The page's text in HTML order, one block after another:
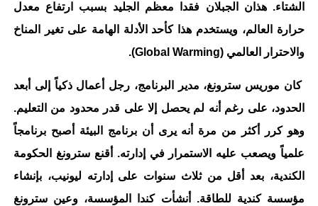
الشتاء. هذان الجبلان فقدا معظم الجليد بسبب ارتفاع معدل
حرارة العالم، ويستخدم هذا كأحد الأدلة الهامة على تغير المناخ
والاحترار العالمي (Global Warming).
كان موريس سترونغ، مدير البرنامج، رجل أعمال ذكياً إلى أبعد
الحدود، على رغم أنه لم يحصل إلا على قدر محدود من التعليم.
وهو كرر أكثر من مرة أنه يرى أن برنامج البيئة أصبح برنامجاً
علمياً ويصعب عليه الاستمرار في إدارته. أقنع سترونغ الحكومة
الكندية، بعد أقل من ثلاث سنوات على إدارته ليونيب، بإنشاء
مؤسسة كندية للطاقة. أنشأت كندا المؤسسة، وعين سترونغ